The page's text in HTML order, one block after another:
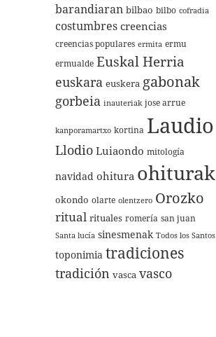
barandiaran bilbao bilbo cofradia
costumbres creencias
creencias populares ermita ermu
ermualde Euskal Herria
euskara euskera gabonak
gorbeia inauteriak jose arrue
kanporamartxo kortina Laudio
Llodio Luiaondo mitología
navidad ohitura ohiturak
okondo olarte olentzero Orozko
ritual rituales romería san juan
Santa lucía sinesmenak Todos los Santos
toponimia tradiciones
tradición vasca vasco